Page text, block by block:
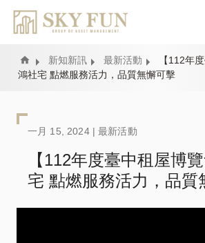
內
容
Home 新知新訊 最新活動
【112年
鴻社宅 點燃服務活力，品質無懈可擊
一月 15, 2024 |最新活動
【112年度臺中租屋博
宅 點燃服務活力，品質